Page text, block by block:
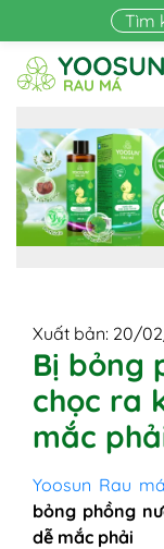
Skip to main content
Xuất bản: 20/
Bị bỏng
chọc ra
mắc
Yoosun Rau má
bỏng phồng
dễ mắc phải